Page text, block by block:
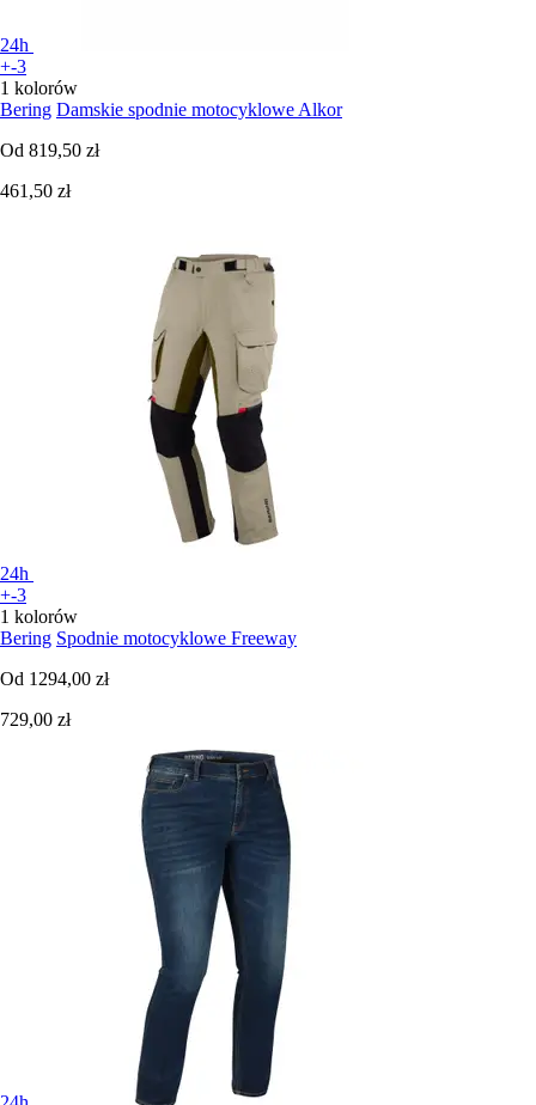
24h
+-3
1 kolorów
Bering Damskie spodnie motocyklowe Alkor
Od 819,50 zł
461,50 zł
24h
+-3
1 kolorów
Bering Spodnie motocyklowe Freeway
Od 1294,00 zł
729,00 zł